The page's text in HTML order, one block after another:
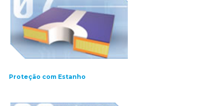
Proteção com Estanho